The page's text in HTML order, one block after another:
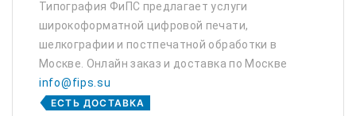
Типография ФиПС предлагает услуги
широкоформатной цифровой печати,
шелкографии и постпечатной обработки в
Москве. Онлайн заказ и доставка по Москве
info@fips.su
ЕСТЬ ДОСТАВКА